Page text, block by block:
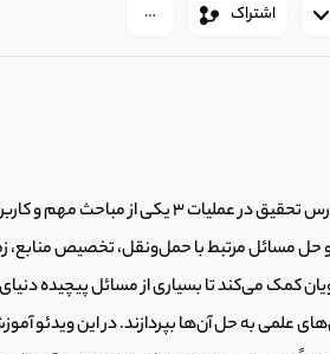
اشتراک
آموزش مبانی و مفاهیم شبکه در درس تحقیق در
مسائل مرتبط با حمل‌ونقل، تخصیص منابع،
کمک می‌کند تا بسیاری از مسائل پیچیده
علمی به حل آن‌ها بپردازند. در این ویدئو